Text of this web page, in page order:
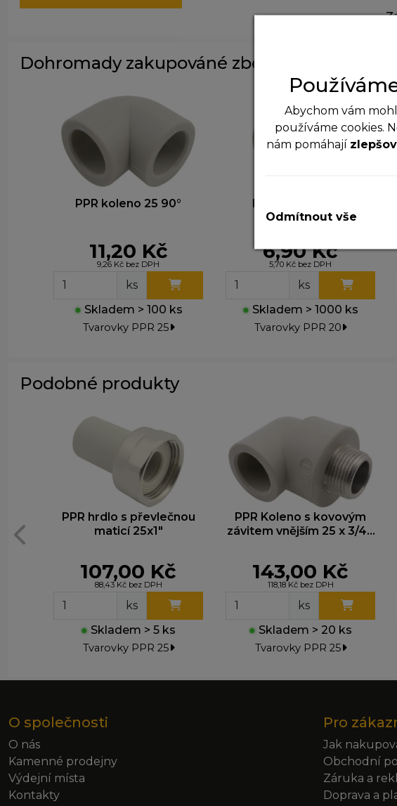
Dohromady zakupováné zboží
PPR koleno 25 90°
11,20 Kč
9,26 Kč bez DPH
ks
● Skladem > 100 ks
Tvarovky PPR 25
PPR nátrubek 20
6,90 Kč
5,70 Kč bez DPH
ks
● Skladem > 1000 ks
Tvarovky PPR 20
Podobné produkty
PPR hrdlo s převlečnou
maticí 25x1"
107,00 Kč
88,43 Kč bez DPH
ks
● Skladem > 5 ks
Tvarovky PPR 25
PPR Koleno s kovovým
závitem vnějším 25 x 3/4˝
143,00 Kč
118,18 Kč bez DPH
ks
● Skladem > 20 ks
Tvarovky PPR 25
O společnosti
O nás
Kamenné prodejny
Výdejní místa
Kontakty
Pro
Jak
Obchodní
Záruka a
Doprava a
Abychom vám
používáme cookies.
nám pomáhají
Tyhle cookies
vypnout.
Pomáhají nám
zjistíme, co
zážitek.
Marketingové
Tyhle cookies
Odmítnout vše